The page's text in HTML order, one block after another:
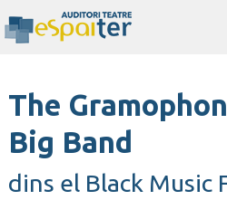
The
Big Band
dins el Black Music